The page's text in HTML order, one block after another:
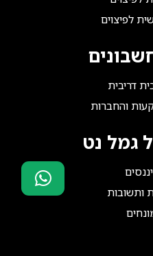
לפיצוים
דריבית
והחברות
גמל נט
ותשובות